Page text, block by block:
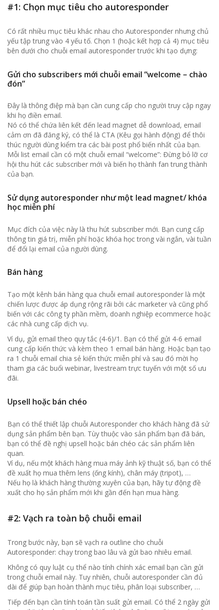
#1: Chọn mục tiêu cho autoresponder
Có rất nhiều mục tiêu khác nhau cho Autoresponder nhưng chủ
yếu tập trung vào 4 yếu tố. Chọn 1 (hoặc kết hợp cả 4) mục tiêu
bên dưới cho chuỗi email autoresponder trước khi tạo dựng:
Gửi cho subscribers mới chuỗi email “welcome – chào
đón”
Đây là thông điệp mà bạn cần cung cấp cho người truy cập ngay
khi họ điền email.
Nó có thể chứa liên kết đến lead magnet dễ download, email
cảm ơn đã đăng ký, có thể là CTA (Kêu gọi hành động) để thôi
thúc người dùng kiểm tra các bài post phổ biến nhất của bạn.
Mỗi list email cần có một chuỗi email “welcome”: Đừng bỏ lỡ cơ
hội thu hút các subscriber mới và biến họ thành fan trung thành
của bạn.
Sử dụng autoresponder như một lead magnet/ khóa
học miễn phí
Mục đích của việc này là thu hút subscriber mới. Bạn cung cấp
thông tin giá trị, miễn phí hoặc khóa học trong vài ngắn, vài tuần
để đổi lại email của người dùng.
Bán hàng
Tạo một kênh bán hàng qua chuỗi email autoresponder là một
chiến lược được áp dụng rộng rãi bởi các marketer và cũng phổ
biến với các công ty phần mềm, doanh nghiệp ecommerce hoặc
các nhà cung cấp dịch vụ.
Ví dụ, gửi email theo quy tắc (4-6)/1. Bạn có thể gửi 4-6 email
cung cấp kiến thức và kèm theo 1 email bán hàng. Hoặc bạn tạo
ra 1 chuỗi email chia sẻ kiến thức miễn phí và sau đó mời họ
tham gia các buổi webinar, livestream trực tuyến với một số ưu
đãi.
Upsell hoặc bán chéo
Bạn có thể thiết lập chuỗi Autoresponder cho khách hàng đã sử
dụng sản phẩm bên bạn. Tùy thuộc vào sản phẩm bạn đã bán,
bạn có thể đề nghị upsell hoặc bán chéo các sản phẩm liên
quan.
Ví dụ, nếu một khách hàng mua máy ảnh kỹ thuật số, bạn có thể
đề xuất họ mua thêm lens (ống kính), chân máy (tripot), …
Nếu họ là khách hàng thường xuyên của bạn, hãy tự động đề
xuất cho họ sản phẩm mới khi gần đến hạn mua hàng.
#2: Vạch ra toàn bộ chuỗi email
Trong bước này, bạn sẽ vạch ra outline cho chuỗi
Autoresponder: chạy trong bao lâu và gửi bao nhiêu email.
Không có quy luật cụ thể nào tính chính xác email bạn cần gửi
trong chuỗi email này. Tuy nhiên, chuỗi autoresponder cần đủ
dài để giúp bạn hoàn thành mục tiêu, phân loại subscriber, …
Tiếp đến bạn cần tính toán tần suất gửi email. Có thể 2 ngày gửi